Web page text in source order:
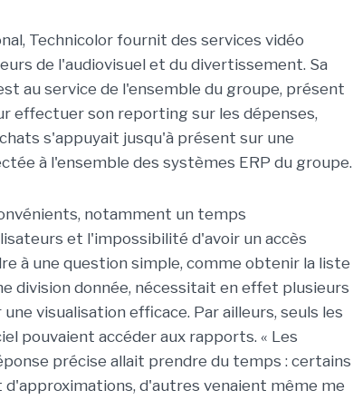
Technicolor fournit des services vidéo
de l'audiovisuel et du divertissement. Sa
au service de l'ensemble du groupe, présent
effectuer son reporting sur les dépenses,
s'appuyait jusqu'à présent sur une
à l'ensemble des systèmes ERP du groupe.
notamment un temps
et l'impossibilité d'avoir un accès
à une question simple, comme obtenir la liste
division donnée, nécessitait en effet plusieurs
visualisation efficace. Par ailleurs, seuls les
pouvaient accéder aux rapports. « Les
précise allait prendre du temps : certains
d'autres venaient même me